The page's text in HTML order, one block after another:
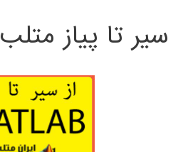
سیر تا پیاز متلب MATLAB